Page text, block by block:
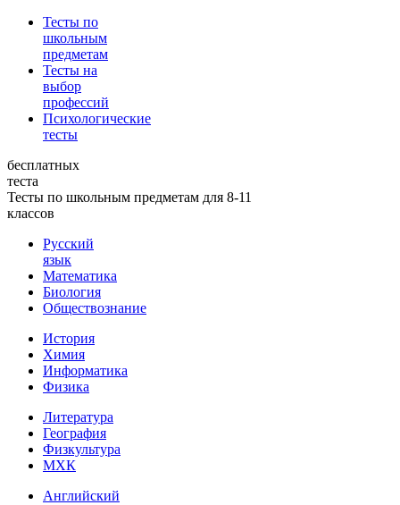
Тесты по
школьным
предметам
Тесты на
выбор
профессий
Психологические
тесты
бесплатных
теста
Тесты по школьным предметам для 8-11
классов
Русский
язык
Математика
Биология
Обществознание
История
Химия
Информатика
Физика
Литература
География
Физкультура
МХК
Английский